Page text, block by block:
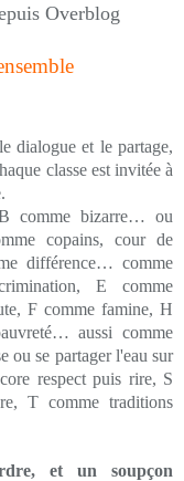
Overblog
dialogue et le partage,
classe est invitée à
comme bizarre… ou
copains, cour de
différence… comme
E comme
F comme famine, H
aussi comme
ou se partager l'eau sur
respect puis rire, S
T comme traditions
et un soupçon